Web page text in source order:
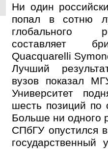
Ни один
попал в сотню
глобального
составляет
Quacquarelli
Лучший
вузов показал
Университет
шесть позиций
Больше ни одного
СПбГУ опустился